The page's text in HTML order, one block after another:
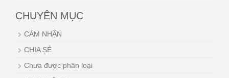
CHUYÊN MỤC
CẢM NHẬN
CHIA SẺ
Chưa được phân loại